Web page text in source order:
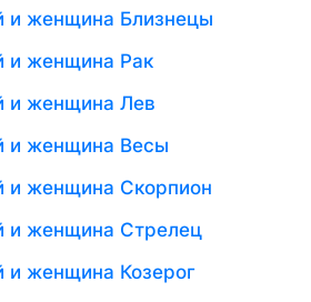
и женщина Близнецы
и женщина Рак
и женщина Лев
и женщина Весы
и женщина Скорпион
и женщина Стрелец
и женщина Козерог